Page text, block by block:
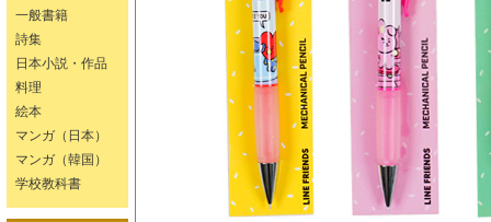
一般書籍
詩集
日本小説・作品
料理
絵本
マンガ（日本）
マンガ（韓国）
学校教科書